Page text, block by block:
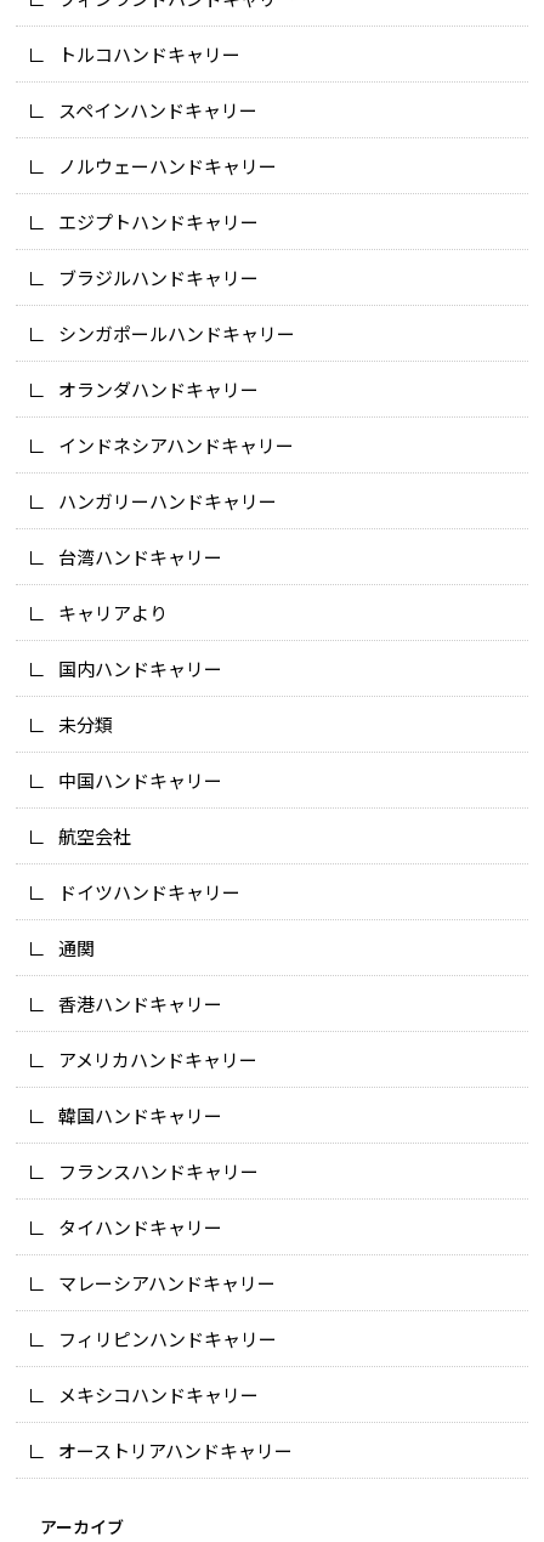
トルコハンドキャリー
スペインハンドキャリー
ノルウェーハンドキャリー
エジプトハンドキャリー
ブラジルハンドキャリー
シンガポールハンドキャリー
オランダハンドキャリー
インドネシアハンドキャリー
ハンガリーハンドキャリー
台湾ハンドキャリー
キャリアより
国内ハンドキャリー
未分類
中国ハンドキャリー
航空会社
ドイツハンドキャリー
通関
香港ハンドキャリー
アメリカハンドキャリー
韓国ハンドキャリー
フランスハンドキャリー
タイハンドキャリー
マレーシアハンドキャリー
フィリピンハンドキャリー
メキシコハンドキャリー
オーストリアハンドキャリー
アーカイブ